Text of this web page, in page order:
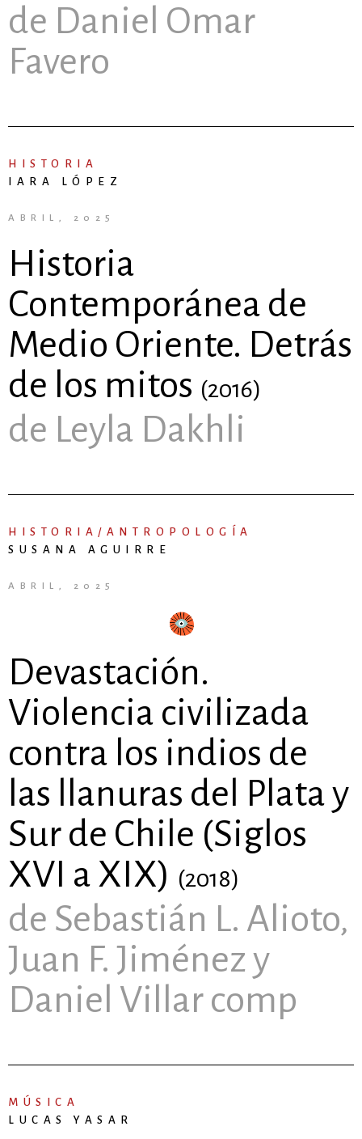
de Daniel Omar
Favero
HISTORIA
IARA LÓPEZ
ABRIL, 2025
Historia
Contemporánea de
Medio Oriente. Detrás
de los mitos (2016)
de Leyla Dakhli
HISTORIA/ANTROPOLOGÍA
SUSANA AGUIRRE
ABRIL, 2025
Devastación.
Violencia civilizada
contra los indios de
las llanuras del Plata y
Sur de Chile (Siglos
XVI a XIX) (2018)
de Sebastián L. Alioto,
Juan F. Jiménez y
Daniel Villar comp
MÚSICA
LUCAS YASAR